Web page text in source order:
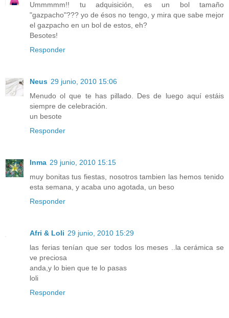
Ummmmm!! tu adquisición, es un bol tamaño
"gazpacho"??? yo de ésos no tengo, y mira que sabe mejor
el gazpacho en un bol de estos, eh?
Besotes!
Responder
Neus 29 junio, 2010 15:06
Menudo ol que te has pillado. Des de luego aquí estáis
siempre de celebración.
un besote
Responder
Inma 29 junio, 2010 15:15
muy bonitas tus fiestas, nosotros tambien las hemos tenido
esta semana, y acaba uno agotada, un beso
Responder
Afri & Loli 29 junio, 2010 15:29
las ferias tenían que ser todos los meses ..la cerámica se
ve preciosa
anda,y lo bien que te lo pasas
loli
Responder